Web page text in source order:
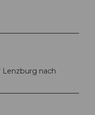
Lenzburg nach